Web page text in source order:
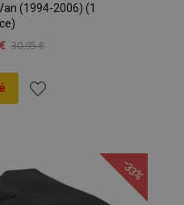
(1994-2006) (1
30,95 €
liste
-33%